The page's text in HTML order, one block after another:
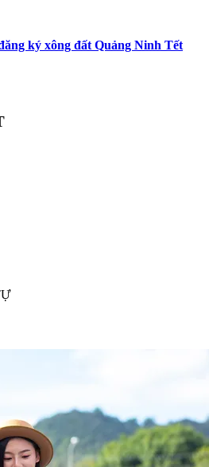
ký xông đất Quảng Ninh Tết